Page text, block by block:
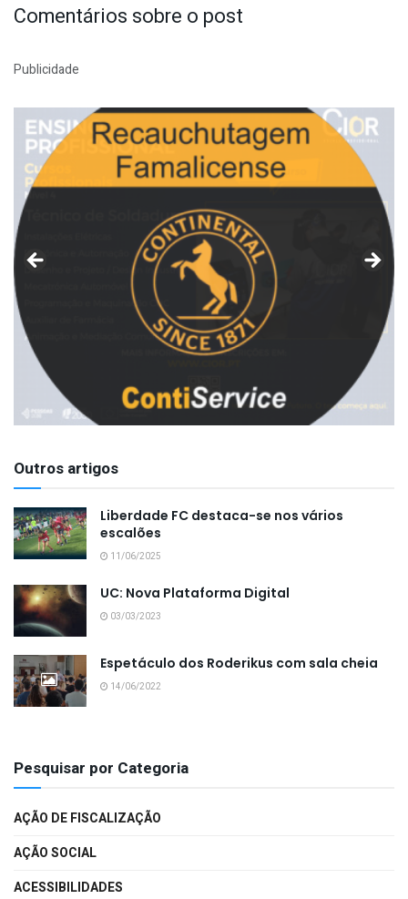
Comentários sobre o post
Publicidade
Outros artigos
Liberdade FC destaca-se nos vários
escalões
11/06/2025
UC: Nova Plataforma Digital
03/03/2023
Espetáculo dos Roderikus com sala cheia
14/06/2022
Pesquisar por Categoria
AÇÃO DE FISCALIZAÇÃO
AÇÃO SOCIAL
ACESSIBILIDADES